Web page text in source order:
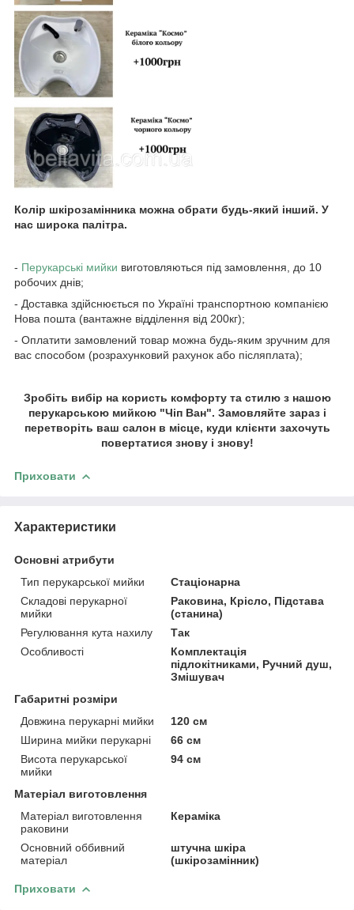
Колір шкірозамінника можна обрати будь-який інший. У
нас широка палітра.
- Перукарські мийки виготовляються під замовлення, до 10
робочих днів;
- Доставка здійснюється по Україні транспортною компанією
Нова пошта (вантажне відділення від 200кг);
- Оплатити замовлений товар можна будь-яким зручним для
вас способом (розрахунковий рахунок або післяплата);
Зробіть вибір на користь комфорту та стилю з нашою
перукарською мийкою "Чіп Ван". Замовляйте зараз і
перетворіть ваш салон в місце, куди клієнти захочуть
повертатися знову і знову!
Приховати
Характеристики
Основні атрибути
Тип перукарської мийки
Стаціонарна
Складові перукарної
мийки
Раковина, Крісло, Підстава
(станина)
Регулювання кута нахилу
Так
Особливості
Комплектація
підлокітниками, Ручний душ,
Змішувач
Габаритні розміри
Довжина перукарні мийки
120 см
Ширина мийки перукарні
66 см
Висота перукарської
мийки
94 см
Матеріал виготовлення
Матеріал виготовлення
раковини
Кераміка
Основний оббивний
матеріал
штучна шкіра
(шкірозамінник)
Приховати